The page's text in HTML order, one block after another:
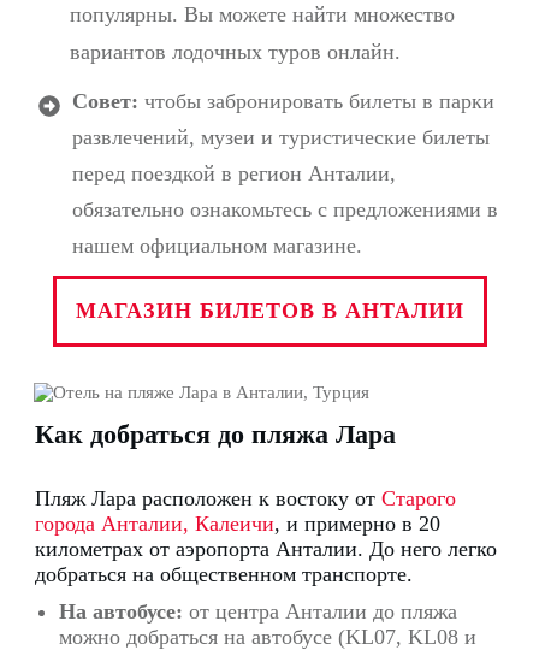
популярны. Вы можете найти множество
вариантов лодочных туров онлайн.
Совет: чтобы забронировать билеты в парки
развлечений, музеи и туристические билеты
перед поездкой в регион Анталии,
обязательно ознакомьтесь с предложениями в
нашем официальном магазине.
МАГАЗИН БИЛЕТОВ В АНТАЛИИ
Как добраться до пляжа Лара
Пляж Лара расположен к востоку от Старого
города Анталии, Калеичи, и примерно в 20
километрах от аэропорта Анталии. До него легко
добраться на общественном транспорте.
На автобусе: от центра Анталии до пляжа
можно добраться на автобусе (KL07, KL08 и